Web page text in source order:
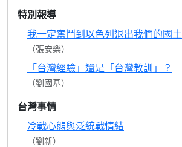
特別報導
我一定奮鬥到以色列退出我們的國土
（張安樂）
「台灣經驗」還是「台灣教訓」？
（劉國基）
台灣事情
冷戰心態與泛統戰情結
（劉新）